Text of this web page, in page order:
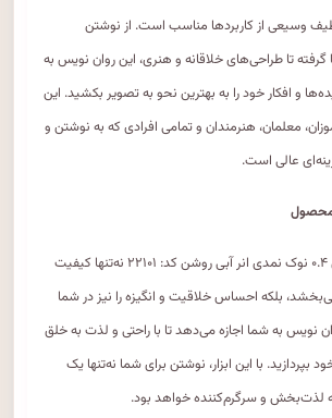
وسیعی از کاربردها مناسب است. از نوشتن
تا طراحی‌های خلاقانه و هنری، این روان نویس به
و افکار خود را به بهترین نحو به تصویر بکشید. این
معلمان، هنرمندان و تمامی افرادی که به نوشتن و
عالی است.
محصول
استفاده از روان نویس ۰.۴ نوک نمدی انر آبی روشن کد: ۲۲۱۰۱ نه‌تنها کیفیت
بلکه احساس خلاقیت و انگیزه را نیز در شما
نویس به شما اجازه می‌دهد تا با راحتی و لذت به خلق
بپردازید. با این ابزار، نوشتن برای شما نه‌تنها یک
لذت‌بخش و سرگرم‌کننده خواهد بود.